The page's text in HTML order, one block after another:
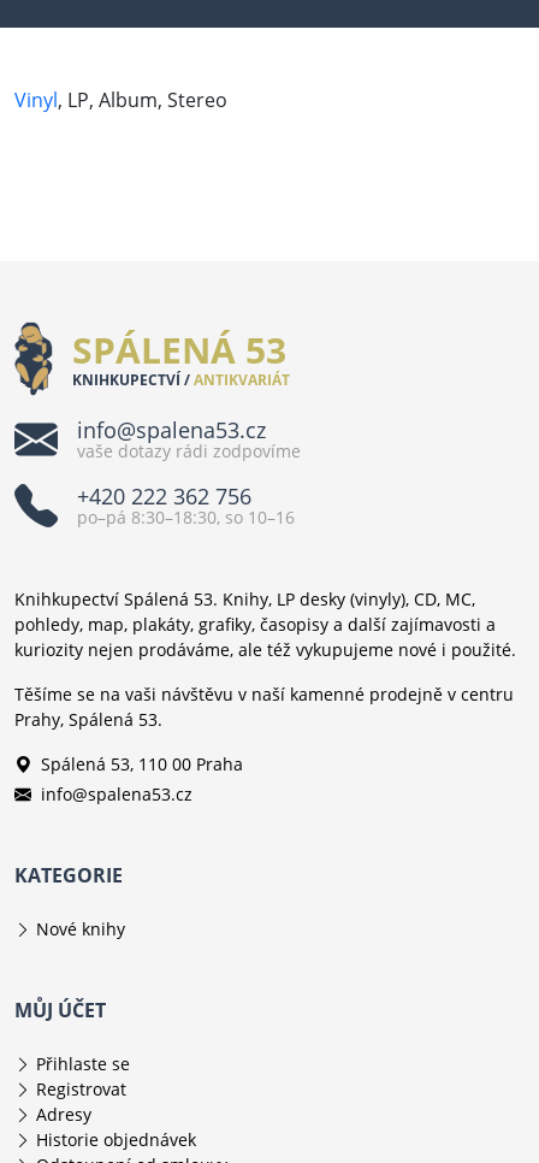
Vinyl, LP, Album, Stereo
SPÁLENÁ 53
KNIHKUPECTVÍ /ANTIKVARIÁT
info@spalena53.cz
vaše dotazy rádi zodpovíme
+420 222 362 756
po–pá 8:30–18:30, so 10–16
Knihkupectví Spálená 53. Knihy, LP desky (vinyly), CD, MC,
pohledy, map, plakáty, grafiky, časopisy a další zajímavosti a
kuriozity nejen prodáváme, ale též vykupujeme nové i použité.
Těšíme se na vaši návštěvu v naší kamenné prodejně v centru
Prahy, Spálená 53.
Spálená 53, 110 00 Praha
info@spalena53.cz
KATEGORIE
Nové knihy
MŮJ ÚČET
Přihlaste se
Registrovat
Adresy
Historie objednávek